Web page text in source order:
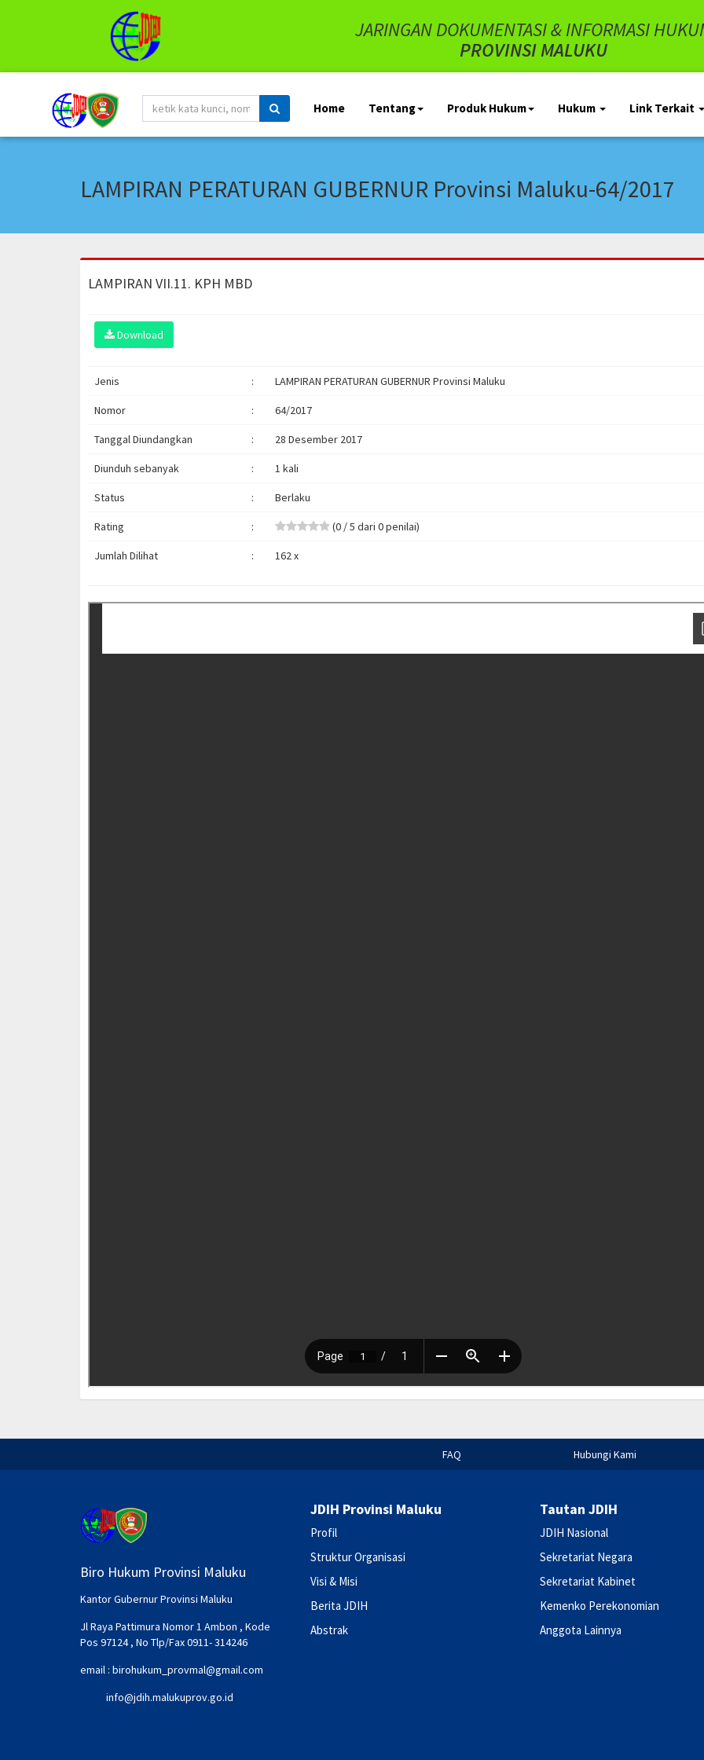
JARINGAN DOKUMENTASI & INFORMASI
PROVINSI MALUKU
Home Tentang Produk Hukum Hukum Link Terkait
LAMPIRAN PERATURAN GUBERNUR Provinsi Maluku-64/2017
LAMPIRAN VII.11. KPH MBD
Download
Jenis : LAMPIRAN PERATURAN GUBERNUR Provinsi Maluku
Nomor : 64/2017
Tanggal Diundangkan : 28 Desember 2017
Diunduh sebanyak : 1 kali
Status : Berlaku
Rating : (0 / 5 dari 0 penilai)
Jumlah Dilihat : 162 x
FAQ Hubungi Kami
Biro Hukum Provinsi Maluku
Kantor Gubernur Provinsi Maluku
Jl Raya Pattimura Nomor 1 Ambon , Kode
Pos 97124 , No Tlp/Fax 0911- 314246
email : birohukum_provmal@gmail.com
info@jdih.malukuprov.go.id
JDIH Provinsi Maluku
Profil
Struktur Organisasi
Visi & Misi
Berita JDIH
Abstrak
Tautan JDIH
JDIH Nasional
Sekretariat Negara
Sekretariat Kabinet
Kemenko Perekonomian
Anggota Lainnya